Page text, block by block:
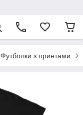
Футболки з принтами